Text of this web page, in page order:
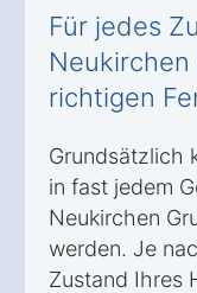
Für jedes
richtigen
Grundsätzlich
in fast jedem
Neukirchen
werden. Je
Zustand Ihres